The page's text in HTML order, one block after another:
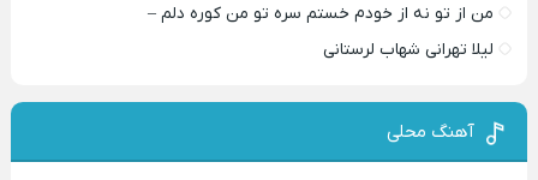
من از تو نه از خودم خستم سره تو من کوره دلم –
لیلا تهرانی شهاب لرستانی
آهنگ محلی